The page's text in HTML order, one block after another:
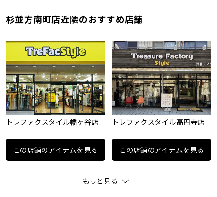
杉並方南町店近隣のおすすめ店舗
トレファクスタイル幡ヶ谷店
この店舗のアイテムを見る
トレファクスタイル高円寺店
この店舗のアイテムを見る
もっと見る